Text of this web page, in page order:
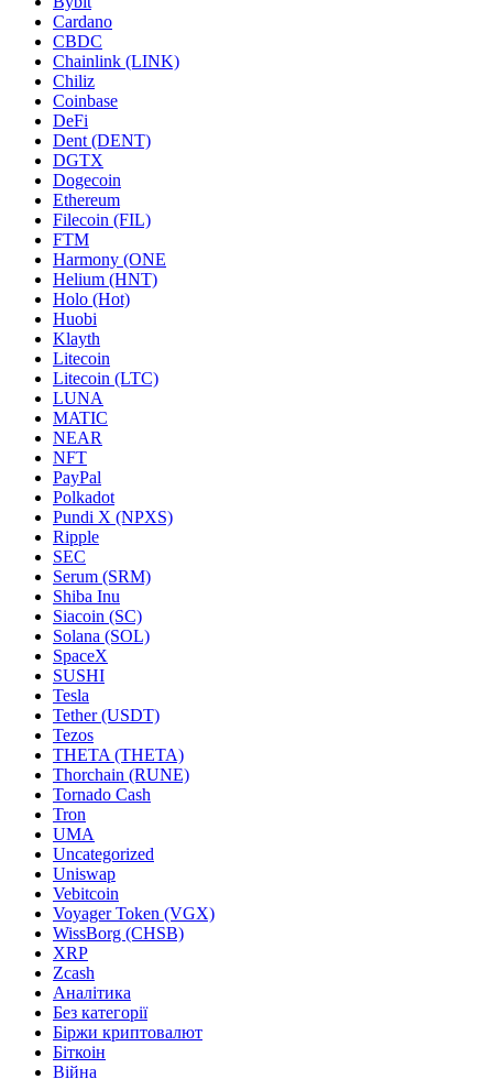
Cardano
CBDC
Chainlink (LINK)
Chiliz
Coinbase
DeFi
Dent (DENT)
DGTX
Dogecoin
Ethereum
Filecoin (FIL)
FTM
Harmony (ONE
Helium (HNT)
Holo (Hot)
Huobi
Klayth
Litecoin
Litecoin (LTC)
LUNA
MATIC
NEAR
NFT
PayPal
Polkadot
Pundi X (NPXS)
Ripple
SEC
Serum (SRM)
Shiba Inu
Siacoin (SC)
Solana (SOL)
SpaceX
SUSHI
Tesla
Tether (USDT)
Tezos
THETA (THETA)
Thorchain (RUNE)
Tornado Cash
Tron
UMA
Uncategorized
Uniswap
Vebitcoin
Voyager Token (VGX)
WissBorg (CHSB)
XRP
Zcash
Аналітика
Без категорії
Біржи криптовалют
Біткоін
Війна